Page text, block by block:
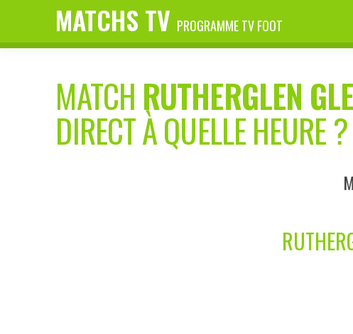
MATCHS TV PROGRAMME TV FOOT
MATCH RUTHERGLEN
DIRECT À QUELLE HEURE ?